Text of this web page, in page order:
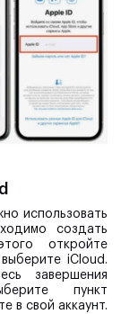
использовать
создать
откройте
iCloud.
завершения
пункт
в свой аккаунт.